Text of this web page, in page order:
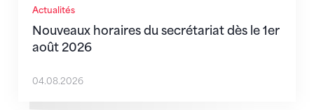
Actualités
Nouveaux horaires du secrétariat dès le 1er
août 2026
04.08.2026